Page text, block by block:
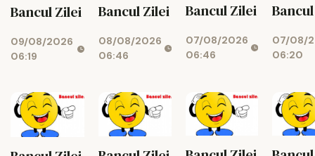
Bancul Zilei
09/08/2026
06:19
Bancul Zilei
08/08/2026
06:46
Bancul Zilei
07/08/2026
06:46
07/08/
06:20